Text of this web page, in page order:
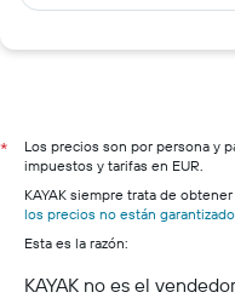
*
Los precios son por persona y
impuestos y tarifas en EUR.
KAYAK siempre trata de
los precios no están
Esta es la razón:
KAYAK no es el vendedor